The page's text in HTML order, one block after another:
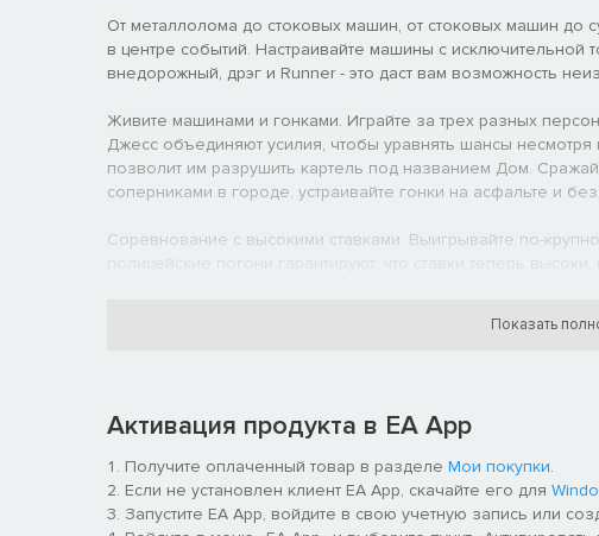
От металлолома до стоковых машин, от стоковых машин до
в центре событий. Настраивайте машины с исключительной
внедорожный, дрэг и Runner - это даст вам возможность
Живите машинами и гонками. Играйте за трех разных
Джесс объединяют усилия, чтобы уравнять шансы несмотря
позволит им разрушить картель под названием Дом.
соперниками в городе, устраивайте гонки на асфальте и
Соревнование с высокими ставками. Выигрывайте по-
Показать
Активация продукта в EA App
Получите оплаченный товар в разделе Мои покупки.
Если не установлен клиент EA App, скачайте его для
Запустите EA App, войдите в свою учетную запись или